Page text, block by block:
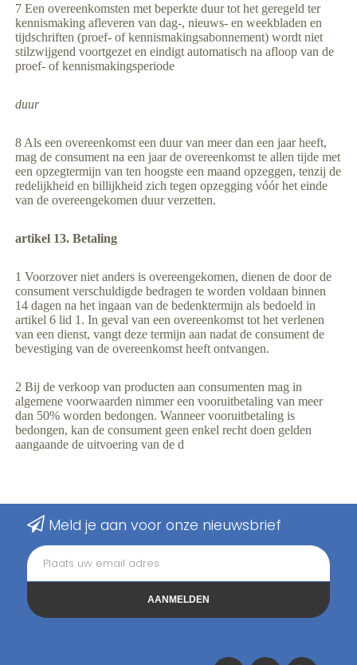
7 Een overeenkomsten met beperkte duur tot het geregeld ter
kennismaking afleveren van dag-, nieuws- en weekbladen en
tijdschriften (proef- of kennismakingsabonnement) wordt niet
stilzwijgend voortgezet en eindigt automatisch na afloop van de
proef- of kennismakingsperiode
duur
8 Als een overeenkomst een duur van meer dan een jaar heeft,
mag de consument na een jaar de overeenkomst te allen tijde met
een opzegtermijn van ten hoogste een maand opzeggen, tenzij de
redelijkheid en billijkheid zich tegen opzegging vóór het einde
van de overeengekomen duur verzetten.
artikel 13. Betaling
1 Voorzover niet anders is overeengekomen, dienen de door de
consument verschuldigde bedragen te worden voldaan binnen
14 dagen na het ingaan van de bedenktermijn als bedoeld in
artikel 6 lid 1. In geval van een overeenkomst tot het verlenen
van een dienst, vangt deze termijn aan nadat de consument de
bevestiging van de overeenkomst heeft ontvangen.
2 Bij de verkoop van producten aan consumenten mag in
algemene voorwaarden nimmer een vooruitbetaling van meer
dan 50% worden bedongen. Wanneer vooruitbetaling is
bedongen, kan de consument geen enkel recht doen gelden
aangaande de uitvoering van de d
Meld je aan voor onze nieuwsbrief
AANMELDEN